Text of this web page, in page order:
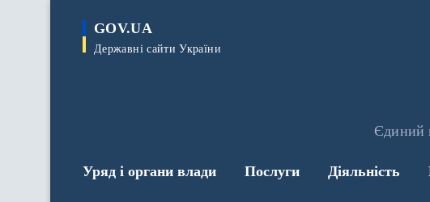
GOV.UA
Державні сайти України
Єдиний
Уряд і органи влади Послуги Діяльність